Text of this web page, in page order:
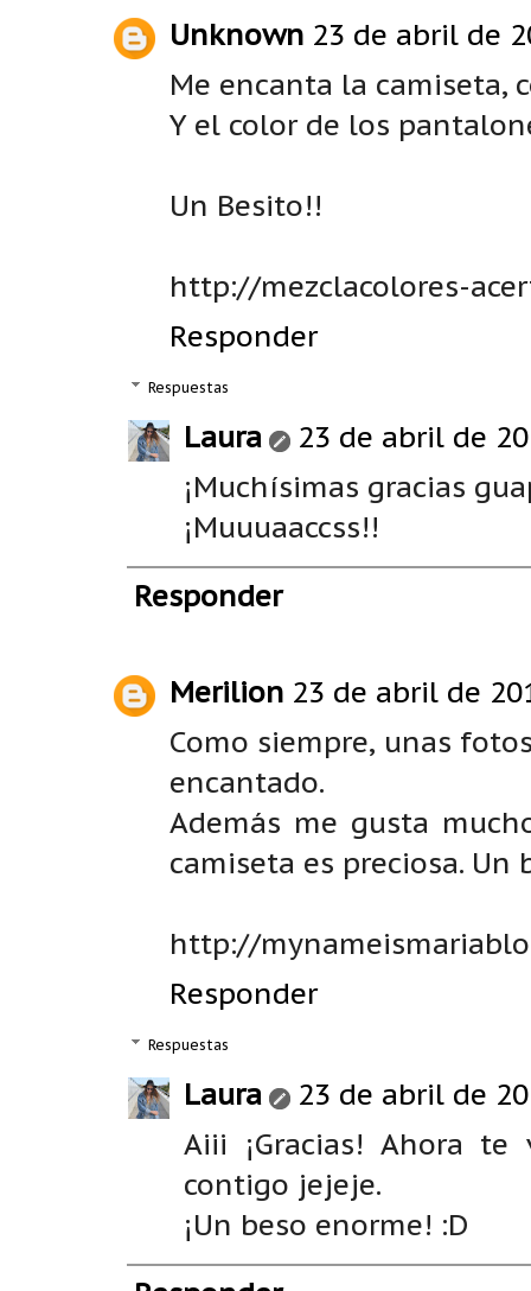
Unknown 23 de abril de
Me encanta la camiseta,
Y el color de los
Un Besito!!
http://mezclacolores-
Responder
Respuestas
Laura
23 de abril de
¡Muchísimas gracias
¡Muuuaaccss!!
Responder
Merilion 23 de abril de
Como siempre, unas
encantado.
Además me gusta
camiseta es preciosa. Un
http://
Responder
Respuestas
Laura
23 de abril de
Aiii ¡Gracias! Ahora
contigo jejeje.
¡Un beso enorme! :D